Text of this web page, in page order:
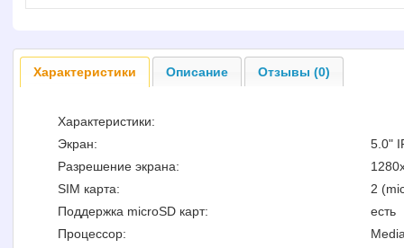
Характеристики Описание Отзывы (0)
Характеристики:
Экран:
5.0"
Разрешение экрана:
SIM карта:
2
Поддержка microSD карт:
есть
Процессор: